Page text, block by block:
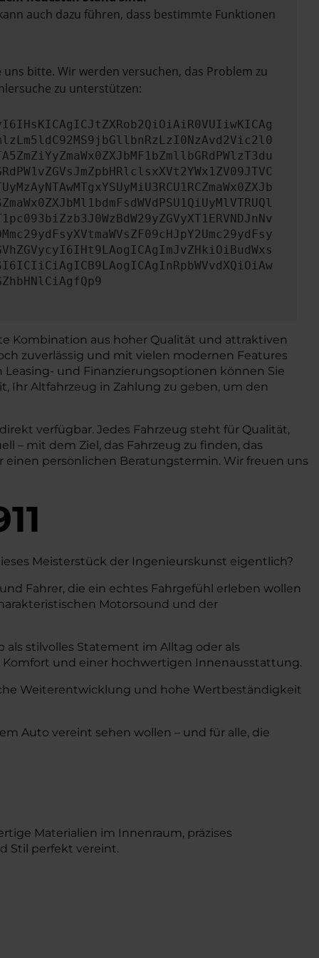
auch dazu führen, dass bestimmte Funktionen
bitte. Wir werden versuchen, das Problem zu
zu unterstützen:
Kombination aus hoher Qualität und attraktiven
zuverlässig und mit vielen modernen Features
und Finanzierungsoptionen können Sie
Ihr Altfahrzeug in Zahlung zu geben, um den
verfügbar. Jedes Fahrzeug steht für Qualität,
– mit dem Ziel, das Fahrzeug zu finden, das
persönlichen Beratungstermin. Wir freuen uns
Meisterstück der Ingenieurskunst eigentlich?
Fahrer, die ein echtes Fahrgefühl erleben wollen
Motorsound und der
als stilvolles Statement im Alltag oder als
und einer hochwertigen Innenausstattung.
Weiterentwicklung und hohe Wertbeständigkeit
Auto vereint sehen wollen – und für alle, die
Materialien im Innenraum, präzises
Stil perfekt vereint.